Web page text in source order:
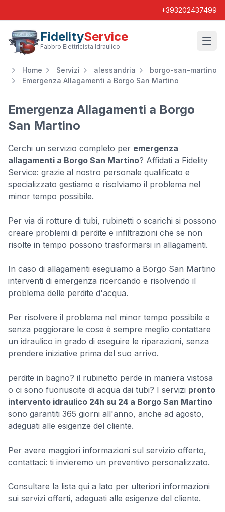
+393202437499
FidelityService
Fabbro Elettricista Idraulico
Home Servizi alessandria
borgo-san-martino
Emergenza Allagamenti a Borgo San Martino
Emergenza Allagamenti a Borgo
San Martino
Cerchi un servizio completo per emergenza
allagamenti a Borgo San Martino? Affidati a Fidelity
Service: grazie al nostro personale qualificato e
specializzato gestiamo e risolviamo il problema nel
minor tempo possibile.
Per via di rotture di tubi, rubinetti o scarichi si possono
creare problemi di perdite e infiltrazioni che se non
risolte in tempo possono trasformarsi in allagamenti.
In caso di allagamenti eseguiamo a Borgo San Martino
interventi di emergenza ricercando e risolvendo il
problema delle perdite d'acqua.
Per risolvere il problema nel minor tempo possibile e
senza peggiorare le cose è sempre meglio contattare
un idraulico in grado di eseguire le riparazioni, senza
prendere iniziative prima del suo arrivo.
perdite in bagno? il rubinetto perde in maniera vistosa
o ci sono fuoriuscite di acqua dai tubi? I servizi pronto
intervento idraulico 24h su 24 a Borgo San Martino
sono garantiti 365 giorni all'anno, anche ad agosto,
adeguati alle esigenze del cliente.
Per avere maggiori informazioni sul servizio offerto,
contattaci: ti invieremo un preventivo personalizzato.
Consultare la lista qui a lato per ulteriori informazioni
sui servizi offerti, adeguati alle esigenze del cliente.